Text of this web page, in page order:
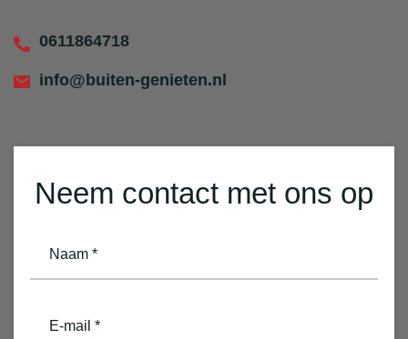
Neem contact met ons op
naam
(Vereist)
email
0611864718
info@buiten-genieten.nl